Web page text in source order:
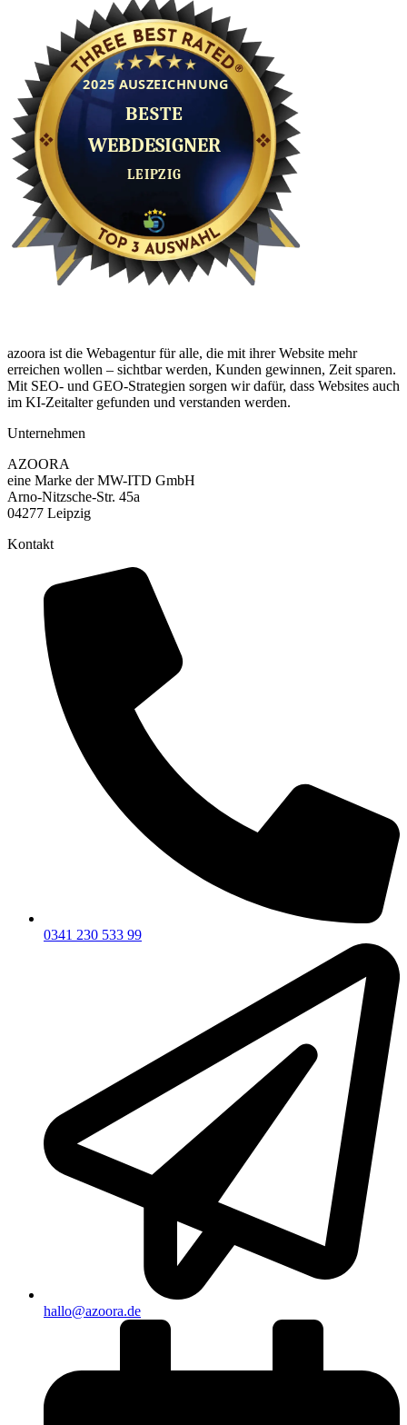
azoora ist die Webagentur für alle, die mit ihrer Website mehr
erreichen wollen – sichtbar werden, Kunden gewinnen, Zeit sparen.
Mit SEO- und GEO-Strategien sorgen wir dafür, dass Websites auch
im KI-Zeitalter gefunden und verstanden werden.
Unternehmen
AZOORA
eine Marke der MW-ITD GmbH
Arno-Nitzsche-Str. 45a
04277 Leipzig
Kontakt
0341 230 533 99
hallo@azoora.de